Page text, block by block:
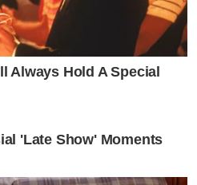
Always Hold A Special
'Late Show' Moments